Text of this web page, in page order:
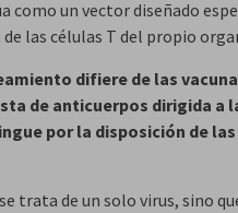
como un vector diseñado
las células T del propio
difiere de las
de anticuerpos dirigida a
por la disposición de
trata de un solo virus, sino